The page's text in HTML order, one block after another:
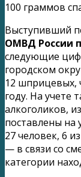
100 граммов
Выступивший
ОМВД России
следующие
городском
12 шприцевых,
году. На учете
алкоголиков,
поставлены на
27 человек, 6
— в связи со
категории